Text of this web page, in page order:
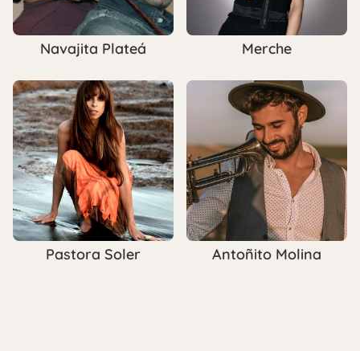
Navajita Plateá Merche
Pastora Soler Antoñito Molina